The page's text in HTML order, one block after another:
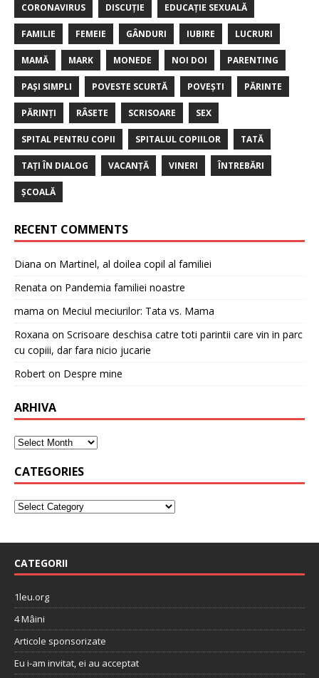
CORONAVIRUS DISCUȚIE EDUCAȚIE SEXUALĂ
FAMILIE FEMEIE GÂNDURI IUBIRE LUCRURI
MAMĂ MARK MONEDE NOI DOI PARENTING
PAȘI SIMPLI POVESTE SCURTĂ POVEȘTI PĂRINTE
PĂRINȚI RÂSETE SCRISOARE SEX
SPITAL PENTRU COPII SPITALUL COPIILOR TATĂ
TAȚI ÎN DIALOG VACANȚĂ VINERI ÎNTREBĂRI
ȘCOALĂ
RECENT COMMENTS
Diana on Martinel, al doilea copil al familiei
Renata on Pandemia familiei noastre
mama on Meciul meciurilor: Tata vs. Mama
Roxana on Scrisoare deschisa catre toti parintii care vin in parc
cu copiii, dar fara nicio jucarie
Robert on Despre mine
ARHIVA
CATEGORIES
CATEGORII
1leu.org
4 Mâini
Articole sponsorizate
Eu i-am invitat, ei au acceptat